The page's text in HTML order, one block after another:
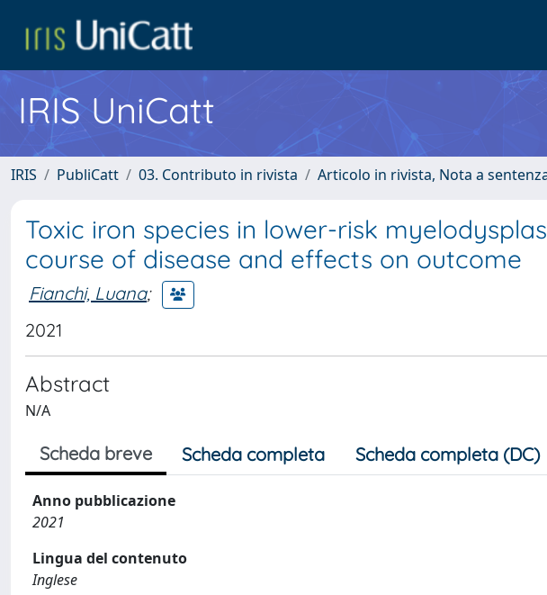
IRIS UniCatt
IRIS PubliCatt 03. Contributo in rivista Articolo in rivista, Nota a
Toxic iron species in lower-risk
course of disease and effects on outcome
Fianchi, Luana;
2021
Abstract
N/A
Scheda breve Scheda completa Scheda completa (DC)
Anno pubblicazione
2021
Lingua del contenuto
Inglese